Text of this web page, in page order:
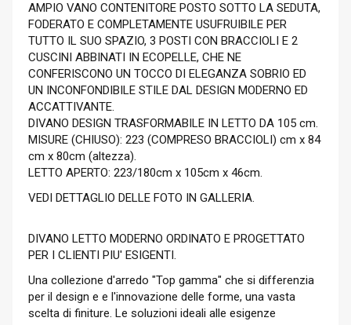
AMPIO VANO CONTENITORE POSTO SOTTO LA SEDUTA,
FODERATO E COMPLETAMENTE USUFRUIBILE PER
TUTTO IL SUO SPAZIO, 3 POSTI CON BRACCIOLI E 2
CUSCINI ABBINATI IN ECOPELLE, CHE NE
CONFERISCONO UN TOCCO DI ELEGANZA SOBRIO ED
UN INCONFONDIBILE STILE DAL DESIGN MODERNO ED
ACCATTIVANTE.
DIVANO DESIGN TRASFORMABILE IN LETTO DA 105 cm.
MISURE (CHIUSO): 223 (COMPRESO BRACCIOLI) cm x 84
cm x 80cm (altezza).
LETTO APERTO: 223/180cm x 105cm x 46cm.
VEDI DETTAGLIO DELLE FOTO IN GALLERIA.
DIVANO LETTO MODERNO ORDINATO E PROGETTATO
PER I CLIENTI PIU' ESIGENTI.
Una collezione d'arredo "Top gamma" che si differenzia
per il design e e l'innovazione delle forme, una vasta
scelta di finiture. Le soluzioni ideali alle esigenze